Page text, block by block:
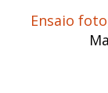
Ensaio